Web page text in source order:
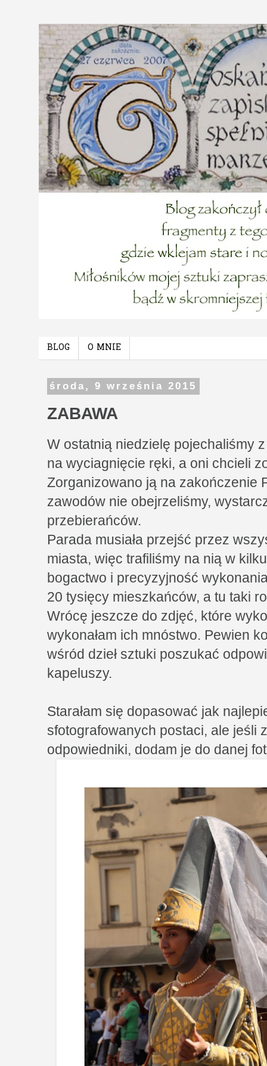
BLOG O MNIE
środa, 9 września 2015
ZABAWA
W ostatnią niedzielę pojechaliśmy
na wyciagnięcie ręki, a oni chcieli
Zorganizowano ją na zakończenie
zawodów nie obejrzeliśmy,
przebierańców.
Parada musiała przejść przez
miasta, więc trafiliśmy na nią w
bogactwo i precyzyjność
20 tysięcy mieszkańców, a tu taki
Wrócę jeszcze do zdjęć, które
wykonałam ich mnóstwo. Pewien
wśród dzieł sztuki poszukać
kapeluszy.
Starałam się dopasować jak
sfotografowanych postaci, ale jeśli
odpowiedniki, dodam je do danej